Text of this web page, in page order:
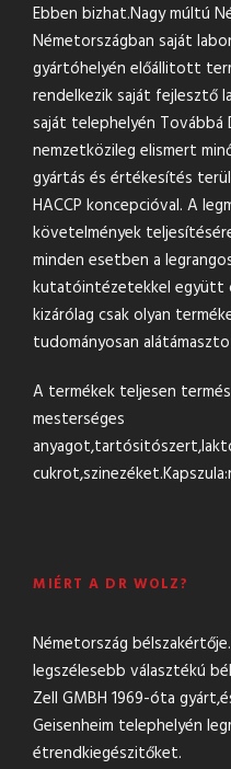
Ebben bizhat.Nagy múltú
Németországban saját
gyártóhelyén előállitott
rendelkezik saját fejlesztő
saját telephelyén Továbbá
nemzetközileg elismert
gyártás és értékesítés
HACCP koncepcióval. A
követelmények
minden esetben a
kutatóintézetekkel együtt
kizárólag csak olyan
tudományosan
A termékek teljesen
mesterséges
MIÉRT A DR WOLZ?
Németország
legszélesebb választékú
Zell GMBH 1969-óta
Geisenheim telephelyén
étrendkiegészitőket.